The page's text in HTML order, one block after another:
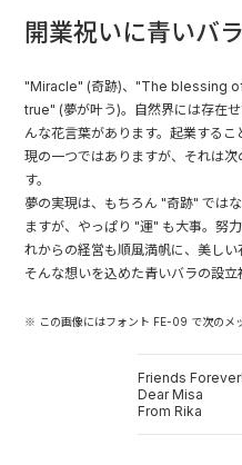
開業祝いに青いバ
"Miracle" (奇跡)、"The blessing
true" (夢が叶う)。自然界には存在
んな花言葉があります。起業する
現の一つではありますが、それは
す。
夢の実現は、もちろん "奇跡" では
ますが、やっぱり "運" も大事。努
れからの経営も順風満帆に、美しい
そんな想いを込めた青いバラの設立
※ この画像にはフォント FE-09 で次のメ
Friends Forever!
Dear Misa
From Rika